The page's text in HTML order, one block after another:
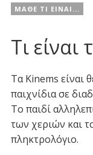
ΜΑΘΕ ΤΙ ΕΙΝΑΙ...
Τι είναι
Τα Kinems είναι
παιχνίδια σε
Το παιδί
των χεριών και
πληκτρολόγιο.